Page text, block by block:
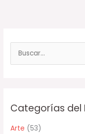
u
a
Categorías del
Arte (53)